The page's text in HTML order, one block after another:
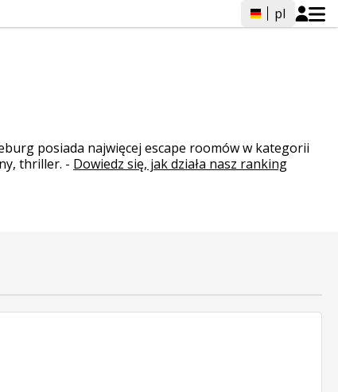
pl
posiada najwięcej escape roomów w kategorii
thriller. - Dowiedz się, jak działa nasz ranking